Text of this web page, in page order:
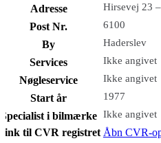
Adresse Hirsevej 23
Post Nr. 6100
By Haderslev
Services Ikke angivet
Nøgleservice Ikke angivet
Start år 1977
Specialist i bilmærke Ikke angivet
til CVR registret Åbn CVR-